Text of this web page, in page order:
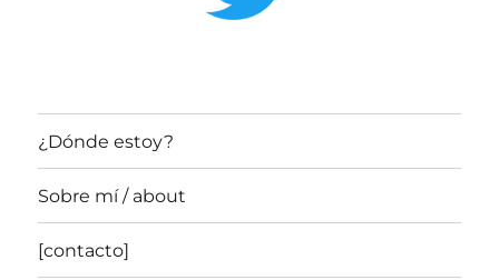
¿Dónde estoy?
Sobre mí / about
[contacto]